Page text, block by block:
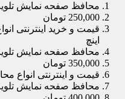
محافظ صفحه نمایش تلویزیون
250,000 تومان
اینچ
محافظ صفحه نمایش تلویزیون
350,000 تومان
قیمت و اینترنتی انواع
محافظ صفحه نمایش تلویزیون